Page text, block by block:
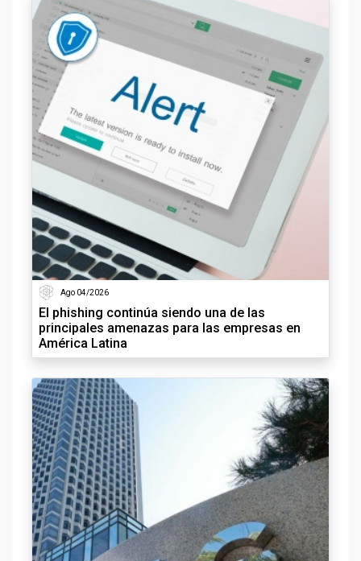
Ago 04/2026
El phishing continúa siendo una de las
principales amenazas para las empresas en
América Latina